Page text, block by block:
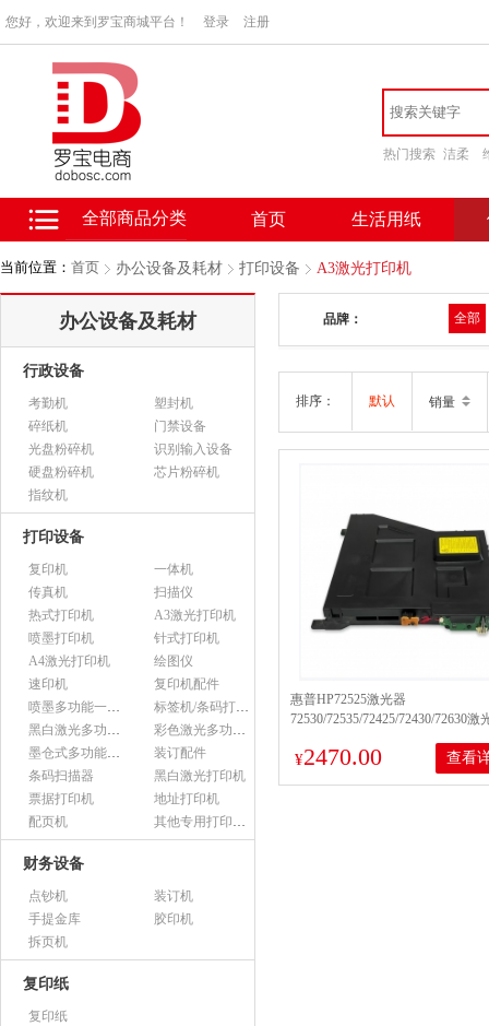
您好，欢迎来到罗宝商城平台！ 登录 注册
热门搜索 洁柔
全部商品分类 首页 生活用纸
当前位置： 首页 办公设备及耗材 打印设备 A3激光打印机
办公设备及耗材
行政设备
考勤机
塑封机
碎纸机
门禁设备
光盘粉碎机
识别输入设备
硬盘粉碎机
芯片粉碎机
指纹机
打印设备
复印机
一体机
传真机
扫描仪
热式打印机
A3激光打印机
喷墨打印机
针式打印机
A4激光打印机
绘图仪
速印机
复印机配件
喷墨多功能一体机
标签机/条码打印机
黑白激光多功能一体机
彩色激光多功能一体机
墨仓式多功能一体机
装订配件
条码扫描器
黑白激光打印机
票据打印机
地址打印机
配页机
其他专用打印设备
财务设备
点钞机
装订机
手提金库
胶印机
拆页机
复印纸
复印纸
品牌： 全部
排序： 默认 销量
惠普HP72525激光器
72530/72535/72425/72430/72630激
¥2470.00 查看